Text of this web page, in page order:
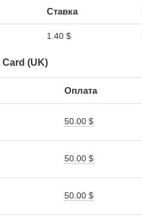
Ставка
1.40 $
Card (UK)
Оплата
50.00 $
50.00 $
50.00 $